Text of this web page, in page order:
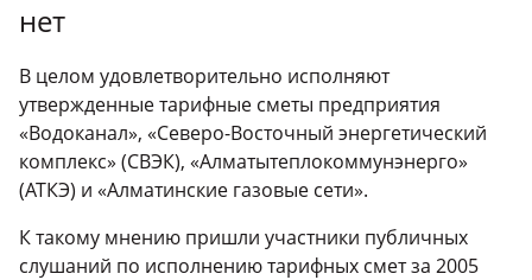
нет
В целом удовлетворительно исполняют
утвержденные тарифные сметы предприятия
«Водоканал», «Северо-Восточный энергетический
комплекс» (СВЭК), «Алматытеплокоммунэнерго»
(АТКЭ) и «Алматинские газовые сети».
К такому мнению пришли участники публичных
слушаний по исполнению тарифных смет за 2005